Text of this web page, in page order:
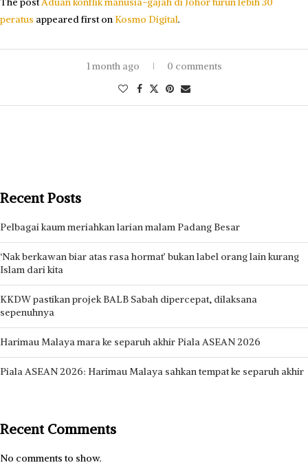
peratus appeared first on Kosmo Digital.
1 month ago 0 comments
Recent Posts
Pelbagai kaum meriahkan larian malam Padang Besar
‘Nak berkawan biar atas rasa hormat’ bukan label orang lain kurang
Islam dari kita
KKDW pastikan projek BALB Sabah dipercepat, dilaksana
sepenuhnya
Harimau Malaya mara ke separuh akhir Piala ASEAN 2026
Piala ASEAN 2026: Harimau Malaya sahkan tempat ke separuh akhir
Recent Comments
No comments to show.